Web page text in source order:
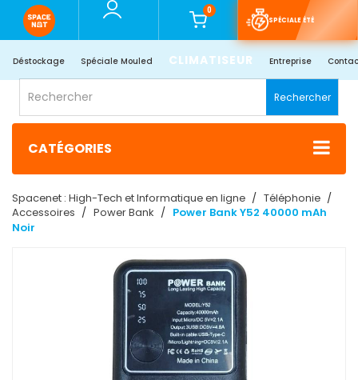
0
SPÉCIALE ÉTÉ
Déstockage Spéciale Mouled CLIMATISEUR Entreprise
Rechercher
CATÉGORIES
Spacenet : High-Tech et Informatique en ligne
Téléphonie
Accessoires
Power Bank
Power Bank Y52 40000 mAh
Noir